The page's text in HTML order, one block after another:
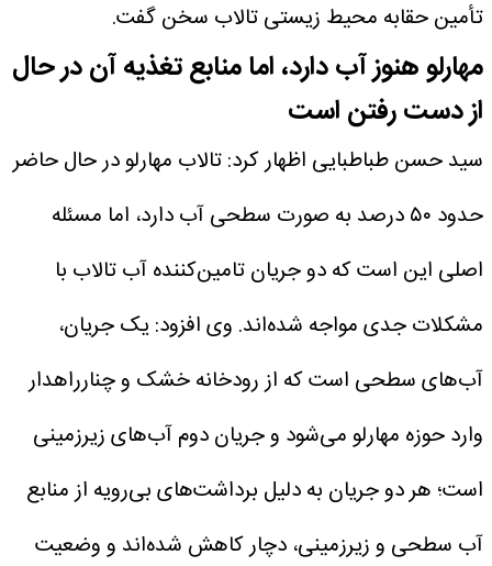
تأمین حقابه محیط زیستی تالاب سخن گفت.
مهارلو هنوز آب دارد، اما منابع تغذیه آن در حال
از دست رفتن است
سید حسن طباطبایی اظهار کرد: تالاب مهارلو در حال حاضر
حدود ۵۰ درصد به صورت سطحی آب دارد، اما مسئله
اصلی این است که دو جریان تامین‌کننده آب تالاب با
مشکلات جدی مواجه شده‌اند. وی افزود: یک جریان،
آب‌های سطحی است که از رودخانه خشک و چنارراهدار
وارد حوزه مهارلو می‌شود و جریان دوم آب‌های زیرزمینی
است؛ هر دو جریان به دلیل برداشت‌های بی‌رویه از منابع
آب سطحی و زیرزمینی، دچار کاهش شده‌اند و وضعیت